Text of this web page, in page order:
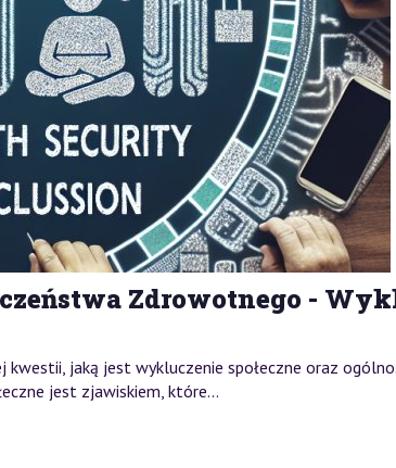
Zdrowotnego -
jaką jest wykluczenie społeczne oraz
jest zjawiskiem, które...